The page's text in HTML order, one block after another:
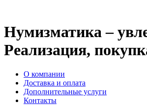
Нумизматика –
Реализация,
О компании
Доставка и оплата
Дополнительные услуги
Контакты